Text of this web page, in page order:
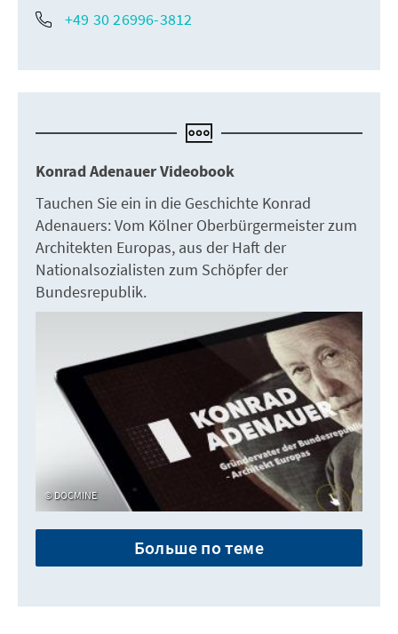
+49 30 26996-3812
Konrad Adenauer Videobook
Tauchen Sie ein in die Geschichte Konrad
Adenauers: Vom Kölner Oberbürgermeister zum
Architekten Europas, aus der Haft der
Nationalsozialisten zum Schöpfer der
Bundesrepublik.
DOCMINE
Больше по теме